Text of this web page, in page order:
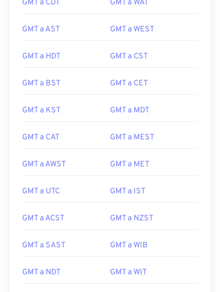
GMT a CDT GMT a WAT
GMT a AST GMT a WEST
GMT a HDT GMT a CST
GMT a BST GMT a CET
GMT a KST GMT a MDT
GMT a CAT GMT a MEST
GMT a AWST GMT a MET
GMT a UTC GMT a IST
GMT a ACST GMT a NZST
GMT a SAST GMT a WIB
GMT a NDT GMT a WIT